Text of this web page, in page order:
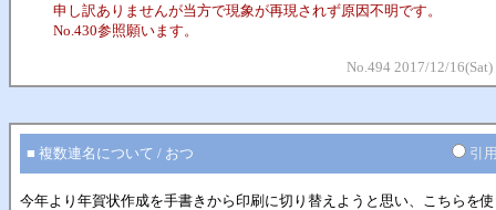
申し訳ありませんが当方で現象が再現されず原因不明です。
No.430参照願います。
No.494 2017/12/
■ 複数連名について / おつ 引
今年より年賀状作成を手書きから印刷に切り替えようと思い、こちらを